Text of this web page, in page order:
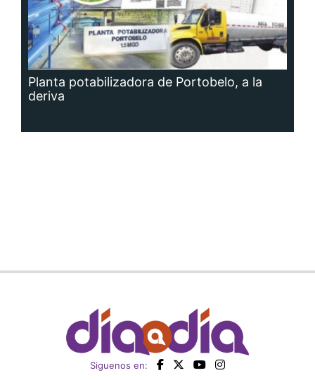
Planta potabilizadora de Portobelo, a la
deriva
Siguenos en: